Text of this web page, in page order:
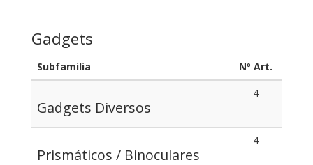
Gadgets
Subfamilia Nº Art.
Gadgets Diversos
4
Prismáticos / Binoculares
4